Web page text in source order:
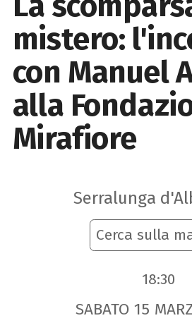
mistero:
con Manuel
alla
Mirafiore
Serralunga
Cerca sulla
18:30
SABATO 15